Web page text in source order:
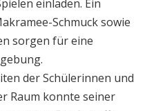
einladen. Ein
Schmuck sowie
sorgen für eine
der Schülerinnen und
Raum konnte seiner